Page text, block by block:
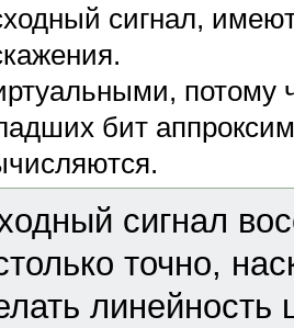
сигнал,
потому
бит
сигнал
точно,